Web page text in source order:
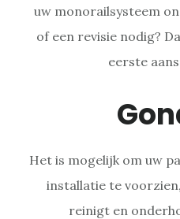
uw monorailsysteem
of een revisie nodig?
eerste
Het is mogelijk om uw
installatie te
reinigt en